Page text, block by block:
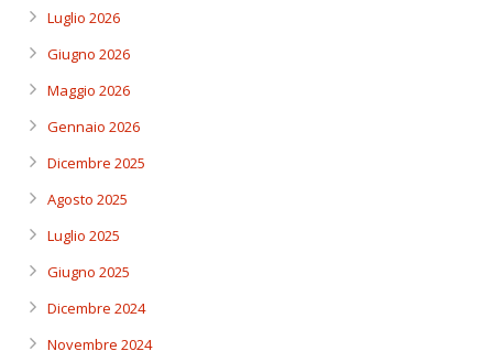
Luglio 2026
Giugno 2026
Maggio 2026
Gennaio 2026
Dicembre 2025
Agosto 2025
Luglio 2025
Giugno 2025
Dicembre 2024
Novembre 2024